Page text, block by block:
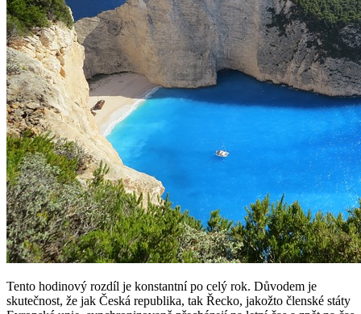
Tento hodinový rozdíl je konstantní po celý rok. Důvodem je
skutečnost, že jak Česká republika, tak Řecko, jakožto členské státy